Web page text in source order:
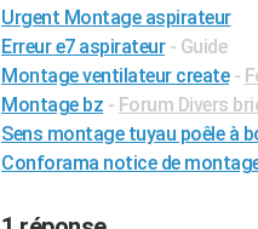
Urgent Montage aspirateur
Erreur e7 aspirateur - Guide
Montage ventilateur create -
Montage bz - Forum Divers
Sens montage tuyau poêle à
Conforama notice de